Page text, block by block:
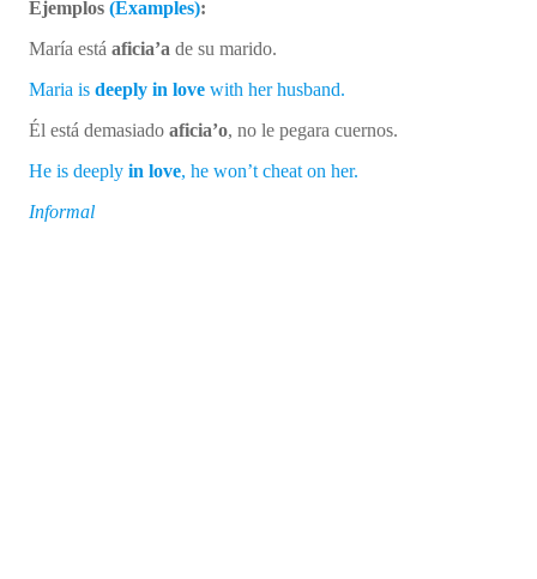
Ejemplos (Examples):
María está aficia’a de su marido.
Maria is deeply in love with her husband.
Él está demasiado aficia’o, no le pegara cuernos.
He is deeply in love, he won’t cheat on her.
Informal